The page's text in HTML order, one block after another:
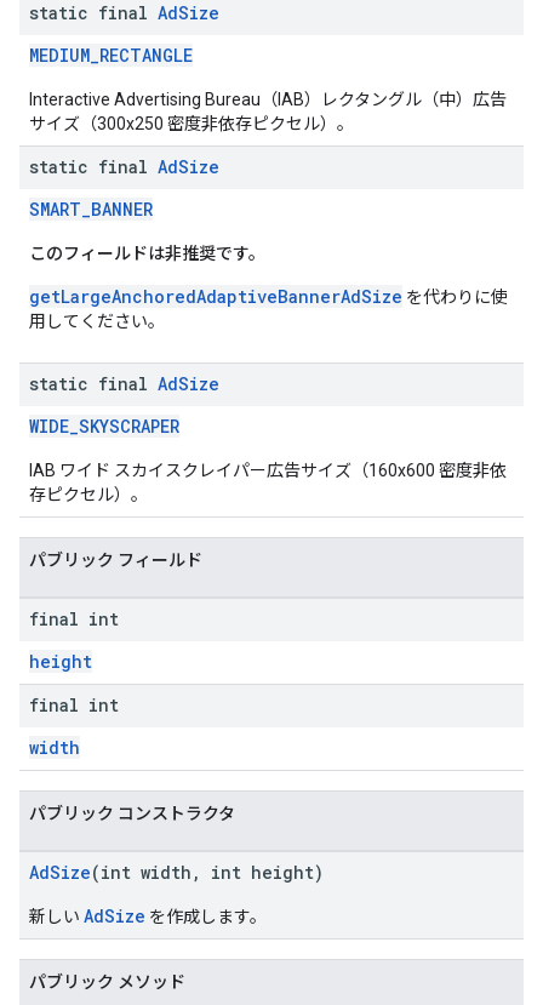
static final AdSize
MEDIUM_RECTANGLE
Interactive Advertising Bureau（IAB）レクタングル（中）広告
サイズ（300x250 密度非依存ピクセル）。
static final AdSize
SMART_BANNER
このフィールドは非推奨です。
getLargeAnchoredAdaptiveBannerAdSize を代わりに使
用してください。
static final AdSize
WIDE_SKYSCRAPER
IAB ワイド スカイスクレイパー広告サイズ（160x600 密度非依
存ピクセル）。
パブリック フィールド
final int
height
final int
width
パブリック コンストラクタ
AdSize(int width, int height)
新しい AdSize を作成します。
パブリック メソッド